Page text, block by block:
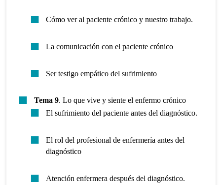
Cómo ver al paciente crónico y nuestro trabajo.
La comunicación con el paciente crónico
Ser testigo empático del sufrimiento
Tema 9. Lo que vive y siente el enfermo crónico
El sufrimiento del paciente antes del diagnóstico.
El rol del profesional de enfermería antes del
diagnóstico
Atención enfermera después del diagnóstico.